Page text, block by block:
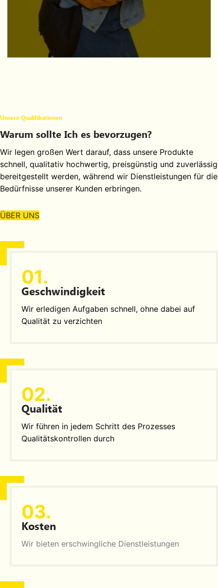
Unsere Qualifikationen
Warum sollte Ich es bevorzugen?
Wir legen großen Wert darauf, dass unsere Produkte
schnell, qualitativ hochwertig, preisgünstig und zuverlässig
bereitgestellt werden, während wir Dienstleistungen für die
Bedürfnisse unserer Kunden erbringen.
ÜBER UNS
01.
Geschwindigkeit
Wir erledigen Aufgaben schnell, ohne dabei auf
Qualität zu verzichten
02.
Qualität
Wir führen in jedem Schritt des Prozesses
Qualitätskontrollen durch
03.
Kosten
Wir bieten erschwingliche Dienstleistungen